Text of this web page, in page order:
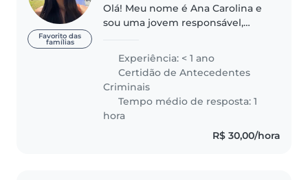
Favorito das
famílias
Olá! Meu nome é Ana Carolina e
sou uma jovem responsável,
dedicada ao cuidado infantil.
Tenho 1 ano e meio de
experiência cuidando de
crianças e acredito..
Experiência: < 1 ano
Certidão de Antecedentes
Criminais
Tempo médio de resposta: 1
hora
R$ 30,00/hora